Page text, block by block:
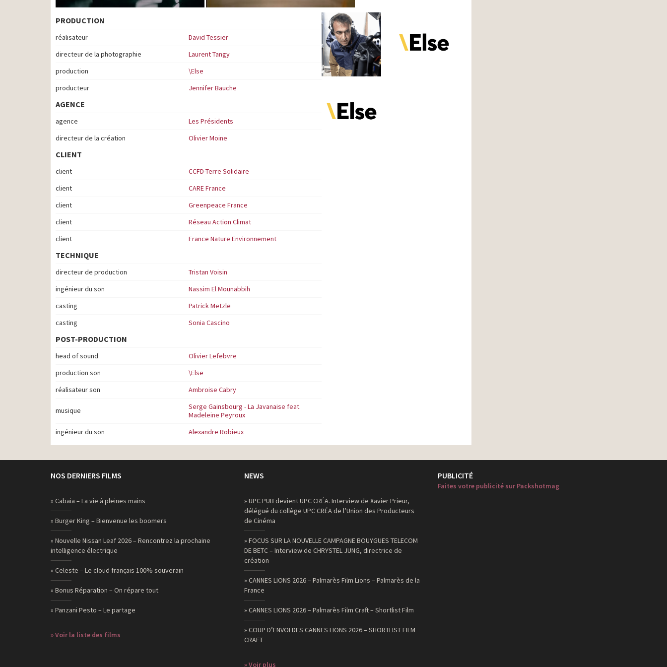
PRODUCTION
réalisateur
David Tessier
directeur de la photographie
Laurent Tangy
production
\Else
producteur
Jennifer Bauche
AGENCE
agence
Les Présidents
directeur de la création
Olivier Moine
CLIENT
client
CCFD-Terre Solidaire
client
CARE France
client
Greenpeace France
client
Réseau Action Climat
client
France Nature Environnement
TECHNIQUE
directeur de production
Tristan Voisin
ingénieur du son
Nassim El Mounabbih
casting
Patrick Metzle
casting
Sonia Cascino
POST-PRODUCTION
head of sound
Olivier Lefebvre
production son
\Else
réalisateur son
Ambroise Cabry
musique
Serge Gainsbourg - La Javanaise feat.
Madeleine Peyroux
ingénieur du son
Alexandre Robieux
NOS DERNIERS FILMS
» Cabaia – La vie à pleines mains
» Burger King – Bienvenue les boomers
» Nouvelle Nissan Leaf 2026 – Rencontrez la prochaine
intelligence électrique
» Celeste – Le cloud français 100% souverain
» Bonus Réparation – On répare tout
» Panzani Pesto – Le partage
» Voir la liste des films
NEWS
» UPC PUB devient UPC CRÉA. Interview de Xavier Prieur,
délégué du collège UPC CRÉA de l’Union des Producteurs
de Cinéma
» FOCUS SUR LA NOUVELLE CAMPAGNE BOUYGUES TELECOM
DE BETC – Interview de CHRYSTEL JUNG, directrice de
création
» CANNES LIONS 2026 – Palmarès Film Lions – Palmarès de la
France
» CANNES LIONS 2026 – Palmarès Film Craft – Shortlist Film
» COUP D’ENVOI DES CANNES LIONS 2026 – SHORTLIST FILM
CRAFT
» Voir plus
PUBLICITÉ
Faites votre publicité sur Packshotmag